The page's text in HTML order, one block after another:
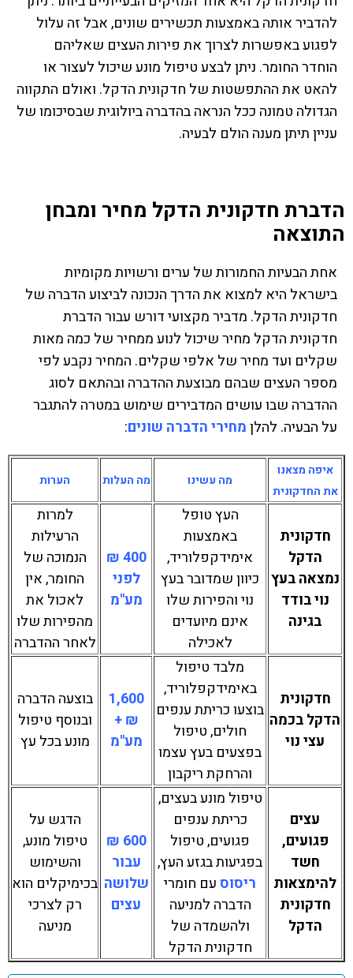
להדביר אותה באמצעות תכשירים שונים, אבל זה עלול
לפגוע באפשרות לצרוך את פירות העצים שאליהם
הוחדר החומר. ניתן לבצע טיפול מונע שיכול לעצור או
להאט את ההתפשטות של חדקונית הדקל. ואולם התקווה
הגדולה טמונה ככל הנראה בהדברה ביולוגית שבסיכומו של
עניין תיתן מענה הולם לבעיה.
הדברת חדקונית הדקל מחיר ומבחן
התוצאה
אחת הבעיות החמורות של ערים ורשויות מקומיות
בישראל היא למצוא את הדרך הנכונה לביצוע הדברה של
חדקונית הדקל. מדביר מקצועי דורש עבור הדברת
חדקונית הדקל מחיר שיכול לנוע ממחיר של כמה מאות
שקלים ועד מחיר של אלפי שקלים. המחיר נקבע לפי
מספר העצים שבהם מבוצעת ההדברה ובהתאם לסוג
ההדברה שבו עושים המדבירים שימוש במטרה להתגבר
על הבעיה. להלןמחירי הדברה שונים:
איפה מצאנו
את החדקונית
מה עשינו מה העלות הערות
חדקונית
הדקל
נמצאה בעץ
נוי בודד
בגינה
העץ טופל
באמצעות
אימידקפלוריד,
כיוון שמדובר בעץ
נוי והפירות שלו
אינם מיועדים
לאכילה
400 ₪
לפני
מע"מ
למרות
הרעילות
הנמוכה של
החומר, אין
לאכול את
מהפירות שלו
לאחר ההדברה
חדקונית
הדקל בכמה
עצי נוי
מלבד טיפול
באימידקפלוריד,
בוצעו כריתת ענפים
חולים, טיפול
בפצעים בעץ עצמו
והרחקת ריקבון
1,600
₪ +
מע"מ
בוצעה הדברה
ובנוסף טיפול
מונע בכל עץ
עצים
פגועים,
חשד
להימצאות
חדקונית
הדקל
טיפול מונע בעצים,
כריתת ענפים
פגועים, טיפול
בפגיעות בגזע העץ,
ריסוסעם חומרי
הדברה למניעה
ולהשמדה של
חדקונית הדקל
600 ₪
עבור
שלושה
עצים
הדגש על
טיפול מונע,
והשימוש
בכימיקלים הוא
רק לצרכי
מניעה